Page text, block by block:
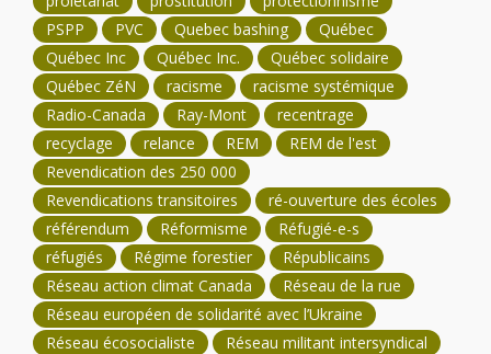
PSPP
PVC Quebec bashing
Québec
Québec Inc
Québec Inc.
Québec solidaire
Québec ZéN
racisme
racisme systémique
Radio-Canada
Ray-Mont
recentrage
recyclage
relance REM
REM de l'est
Revendication des 250 000
Revendications transitoires
ré-ouverture des écoles
référendum
Réformisme
Réfugié-e-s
réfugiés
Régime forestier
Républicains
Réseau action climat Canada
Réseau de la rue
Réseau européen de solidarité avec l’Ukraine
Réseau écosocialiste
Réseau militant intersyndical